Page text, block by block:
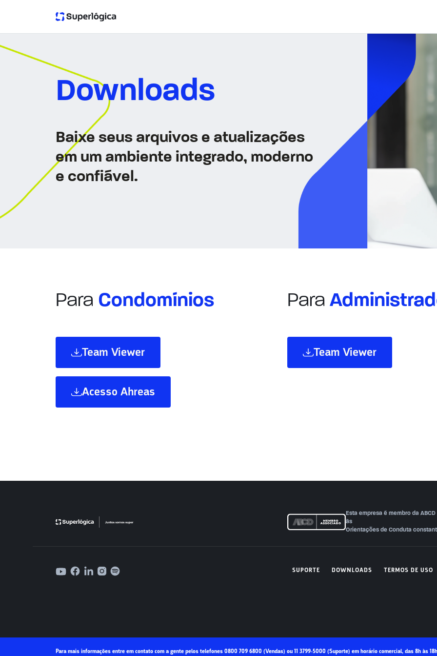
Ahreas
Downloads
Baixe seus arquivos e atualizações
em um ambiente integrado, moderno
e confiável.
Para Condomínios
Team Viewer
Acesso Ahreas
Para
Team Viewer
Esta empresa é membro da
às
Orientações de Conduta
SUPORTE DOWNLOADS TERMOS DE USO
Para mais informações entre em contato com a gente pelos telefones 0800 709 6800 (Vendas) ou 11 3799-5000 (Suporte) em horário comercial, das 8h às